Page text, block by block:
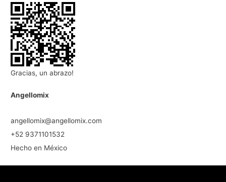
Gracias, un abrazo!
Angellomix
angellomix@angellomix.com
+52 9371101532
Hecho en México